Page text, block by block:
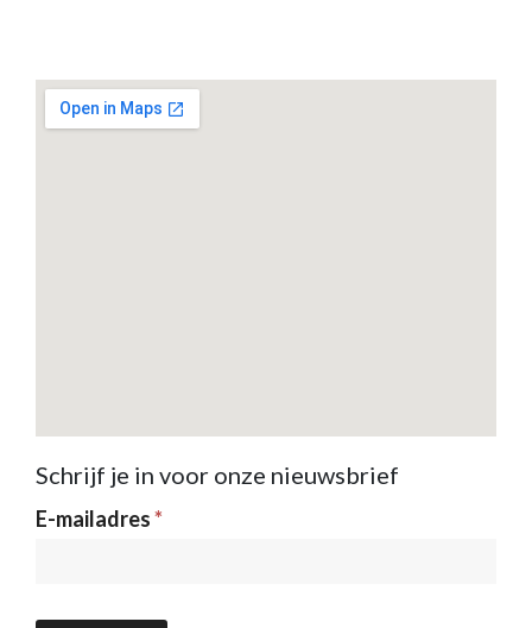
Schrijf je in voor onze nieuwsbrief
Nieuwsbrief
E-mailadres*